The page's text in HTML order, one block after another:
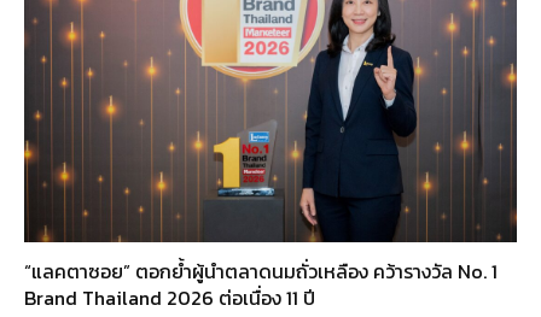
“แลคตาซอย” ตอกย้ำผู้นำตลาดนมถั่วเหลือง คว้ารางวัล No. 1
Brand Thailand 2026 ต่อเนื่อง 11 ปี